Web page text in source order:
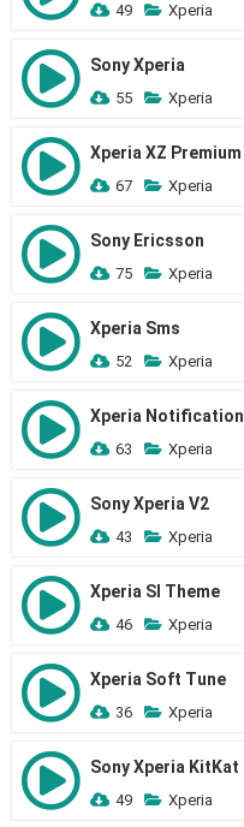
49 Xperia
Sony Xperia
55 Xperia
Xperia XZ Premium
67 Xperia
Sony Ericsson
75 Xperia
Xperia Sms
52 Xperia
Xperia Notification
63 Xperia
Sony Xperia V2
43 Xperia
Xperia Sl Theme
46 Xperia
Xperia Soft Tune
36 Xperia
Sony Xperia KitKat
49 Xperia